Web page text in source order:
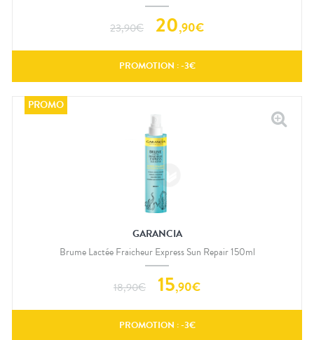
23,90€ 20,90€
PROMOTION : -3€
GARANCIA
Brume Lactée Fraicheur Express Sun Repair 150ml
18,90€ 15,90€
PROMOTION : -3€